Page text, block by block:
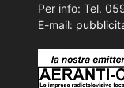
Per info: Tel.
E-mail: